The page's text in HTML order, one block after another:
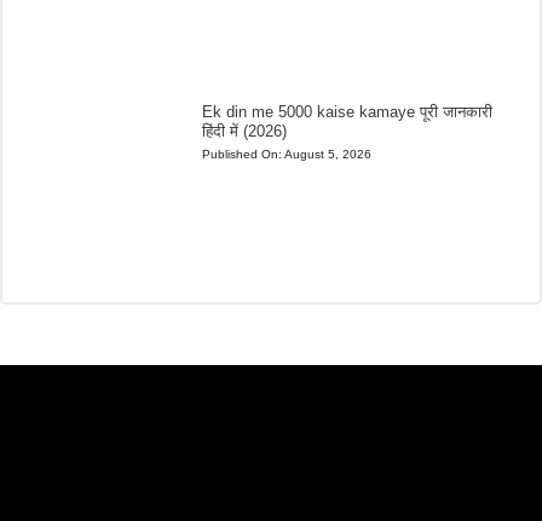
Ek din me 5000 kaise kamaye पूरी जानकारी
हिंदी में (2026)
Published On: August 5, 2026